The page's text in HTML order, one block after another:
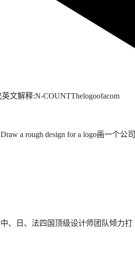
文解释:N-COUNTThelogoofacom
a rough design for a logo画一个公司
、日、法四国顶级设计师团队倾力打